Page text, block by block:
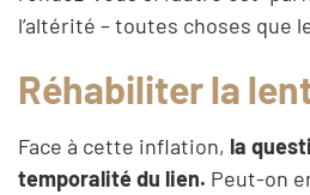
l’altérité – toutes choses que
Réhabiliter la
Face à cette inflation, la
temporalité du lien. Peut-on